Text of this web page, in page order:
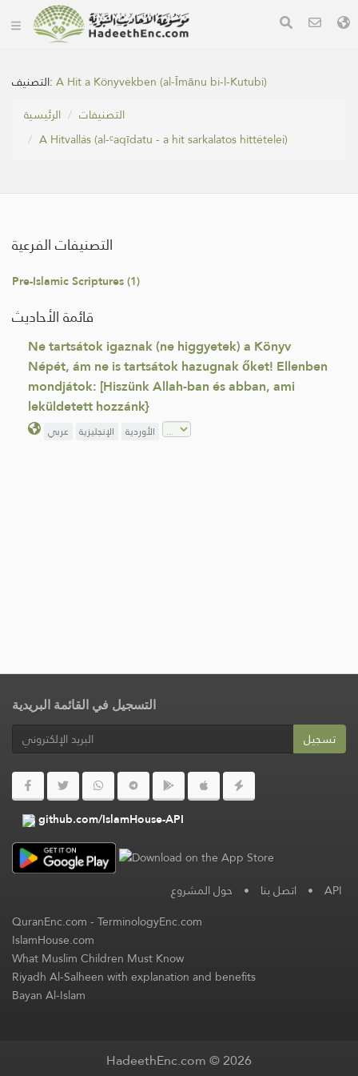
التصنيف:A Hit a Könyvekben (al-Īmānu bi-l-Kutubi)
الرئيسية
التصنيفات
A Hitvallás (al-ᶜaqīdatu - a hit sarkalatos hittételei)
التصنيفات الفرعية
Pre-Islamic Scriptures (1)
قائمة الأحاديث
Ne tartsátok igaznak (ne higgyetek) a Könyv
Népét, ám ne is tartsátok hazugnak őket! Ellenben
mondjátok: [Hiszünk Allah-ban és abban, ami
leküldetett hozzánk}
عربي الإنجليزية الأوردية
التسجيل في القائمة البريدية
تسجيل
github.com/IslamHouse-API
حول المشروع • اتصل بنا • API
QuranEnc.com-TerminologyEnc.com
IslamHouse.com
What Muslim Children Must Know
Riyadh Al-Salheen with explanation and benefits
Bayan Al-Islam
HadeethEnc.com © 2026